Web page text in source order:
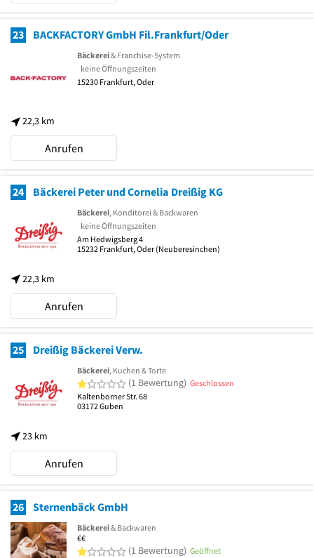
23 BACKFACTORY GmbH Fil.Frankfurt/Oder
22,3 km
Bäckerei& Franchise-System
keine Öffnungszeiten
15230 Frankfurt, Oder
Anrufen
24 Bäckerei Peter und Cornelia Dreißig KG
22,3 km
Bäckerei, Konditorei & Backwaren
keine Öffnungszeiten
Am Hedwigsberg 4
15232 Frankfurt, Oder(Neuberesinchen)
Anrufen
25 Dreißig Bäckerei Verw.
23 km
Bäckerei, Kuchen & Torte
1 von 5 Sternen
(1 Bewertung) Geschlossen
Kaltenborner Str. 68
03172Guben
Anrufen
26 Sternenbäck GmbH
Bäckerei& Backwaren
€€
1 von 5 Sternen
(1 Bewertung) Geöffnet